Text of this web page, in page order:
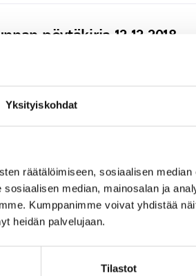
Yksityiskohdat
räätälöimiseen, sosiaalisen
median, mainosalan ja
Kumppanimme voivat yhdistää
heidän palvelujaan.
Tilastot
pöytäkirja 12.12.2018
ja tukiperhetoiminnan
1.2.2019 alkaen
ala-ikäisten kuulusteluissa vuonna
tuottamisesta
päätös